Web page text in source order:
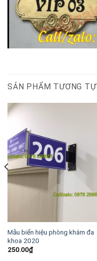
SẢN PHẨM TƯƠNG TỰ
Mẫu biển hiệu phòng khám đa
khoa 2020
250.00₫